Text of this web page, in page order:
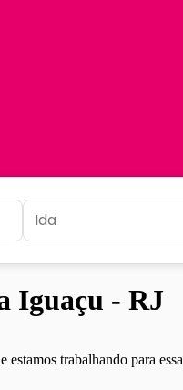
Iguaçu - RJ
trabalhando para essa